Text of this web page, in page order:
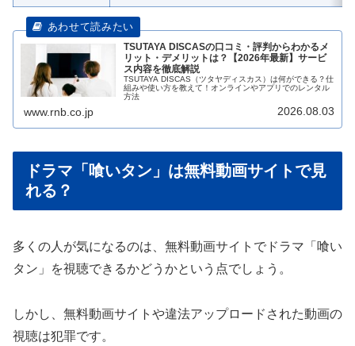
TSUTAYA DISCASの口コミ・評判からわかるメ
リット・デメリットは？【2026年最新】サービ
ス内容を徹底解説
TSUTAYA DISCAS（ツタヤディスカス）は何ができる？仕
組みや使い方を教えて！オンラインやアプリでのレンタル
方法
www.rnb.co.jp 2026.08.03
ドラマ「喰いタン」は無料動画サイトで見
れる？
多くの人が気になるのは、無料動画サイトでドラマ「喰い
タン」を視聴できるかどうかという点でしょう。
しかし、無料動画サイトや違法アップロードされた動画の
視聴は犯罪です。